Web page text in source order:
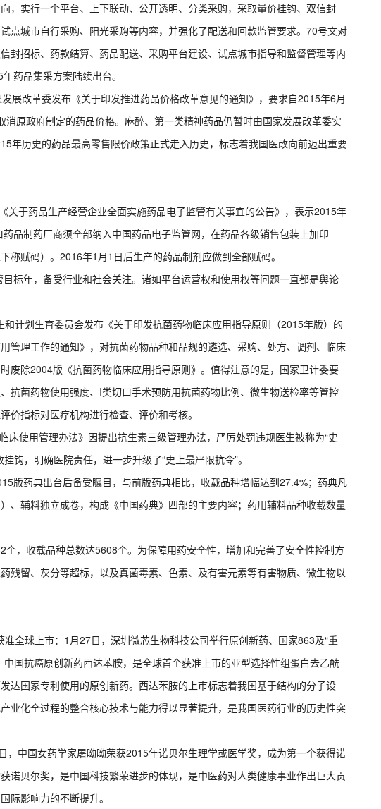
，实行一个平台、上下联动、公开透明、分类采购，采取量价挂钩、双信封
点城市自行采购、阳光采购等内容，并强化了配送和回款监管要求。70号文对
封招标、药款结算、药品配送、采购平台建设、试点城市指导和监督管理等内
药品集采方案陆续出台。
展改革委发布《关于印发推进药品价格改革意见的通知》，要求自2015年6月
原政府制定的药品价格。麻醉、第一类精神药品仍暂时由国家发展改革委实
年历史的药品最高零售限价政策正式走入历史，标志着我国医改向前迈出重要
关于药品生产经营企业全面实施药品电子监管有关事宜的公告》，表示2015年
品制药厂商须全部纳入中国药品电子监管网，在药品各级销售包装上加印
称赋码）。2016年1月1日后生产的药品制剂应做到全部赋码。
标年，备受行业和社会关注。诸如平台运营权和使用权等问题一直都是舆论
和计划生育委员会发布《关于印发抗菌药物临床应用指导原则（2015年版）的
管理工作的通知》，对抗菌药物品种和品规的遴选、采购、处方、调剂、临床
废除2004版《抗菌药物临床应用指导原则》。值得注意的是，国家卫计委要
抗菌药物使用强度、I类切口手术预防用抗菌药物比例、微生物送检率等管控
价指标对医疗机构进行检查、评价和考核。
床使用管理办法》因提出抗生素三级管理办法，严厉处罚违规医生被称为“史
钩，明确医院责任，进一步升级了“史上最严限抗令”。
版药典出台后备受瞩目，与前版药典相比，收载品种增幅达到27.4%；药典凡
、辅料独立成卷，构成《中国药典》四部的主要内容；药用辅料品种收载数量
，收载品种总数达5608个。为保障用药安全性，增加和完善了安全性控制方
残留、灰分等超标，以及真菌毒素、色素、及有害元素等有害物质、微生物以
准全球上市：1月27日，深圳微芯生物科技公司举行原创新药、国家863及“重
国抗癌原创新药西达苯胺，是全球首个获准上市的亚型选择性组蛋白去乙酰
达国家专利使用的原创新药。西达苯胺的上市标志着我国基于结构的分子设
业化全过程的整合核心技术与能力得以显著提升，是我国医药行业的历史性突
，中国女药学家屠呦呦荣获2015年诺贝尔生理学或医学奖，成为第一个获得诺
诺贝尔奖，是中国科技繁荣进步的体现，是中医药对人类健康事业作出巨大贡
际影响力的不断提升。